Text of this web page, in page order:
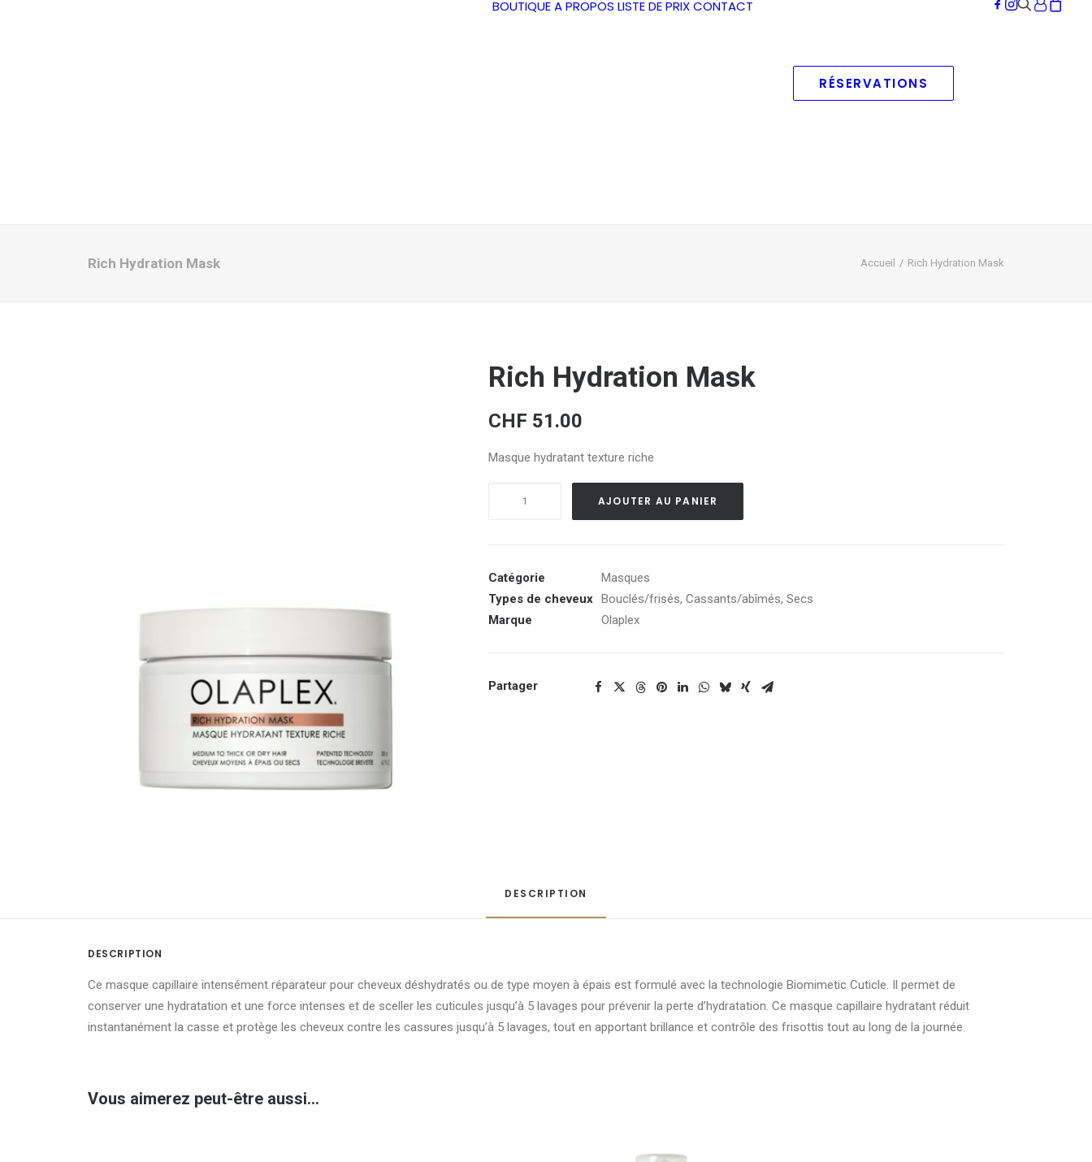
BOUTIQUEA PROPOS LISTE DE PRIXCONTACT
RÉSERVATIONS
Rich Hydration Mask Accueil Rich Hydration Mask
Rich Hydration Mask
CHF 51.00
Masque hydratant texture riche
Mask
AJOUTER AU PANIER
Catégorie
Masques
Types de cheveux Bouclés/frisés, Cassants/abîmés, Secs
Marque
Olaplex
Partager
DESCRIPTION
DESCRIPTION
Ce masque capillaire intensément réparateur pour cheveux déshydratés ou de type moyen à épais est formulé avec la technologie Biomimetic Cuticle. Il permet de
conserver une hydratation et une force intenses et de sceller les cuticules jusqu’à 5 lavages pour prévenir la perte d’hydratation. Ce masque capillaire hydratant réduit
instantanément la casse et protège les cheveux contre les cassures jusqu’à 5 lavages, tout en apportant brillance et contrôle des frisottis tout au long de la journée.
Vous aimerez peut-être aussi…